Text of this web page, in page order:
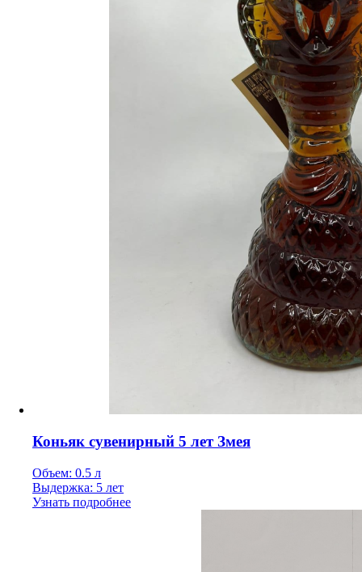
Коньяк сувенирный 5 лет Змея
Объем: 0.5 л
Выдержка: 5 лет
Узнать подробнее